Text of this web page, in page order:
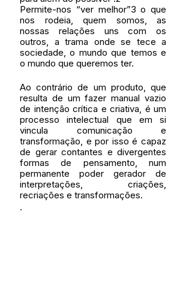
Permite-nos “ver melhor”3 o que
nos rodeia, quem somos, as
nossas relações uns com os
outros, a trama onde se tece a
sociedade, o mundo que temos e
o mundo que queremos ter.
Ao contrário de um produto, que
resulta de um fazer manual vazio
de intenção crítica e criativa, é um
processo intelectual que em si
vincula comunicação e
transformação, e por isso é capaz
de gerar contantes e divergentes
formas de pensamento, num
permanente poder gerador de
interpretações, criações,
recriações e transformações.
.